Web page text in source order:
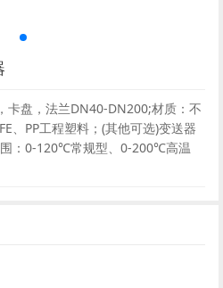
卡盘，法兰DN40-DN200;材质：不
、PP工程塑料；(其他可选)变送器
：0-120℃常规型、0-200℃高温